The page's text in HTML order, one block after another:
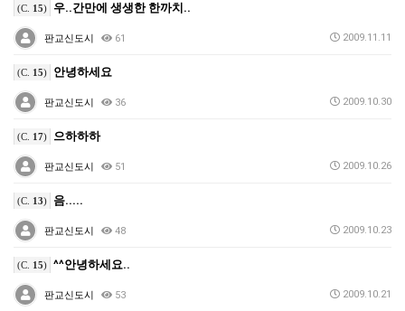
(C. 15) 우..간만에 생생한 한까치..
판교신도시 61 2009.11.11
(C. 15) 안녕하세요
판교신도시 36 2009.10.30
(C. 17) 으하하하
판교신도시 51 2009.10.26
(C. 13) 음.....
판교신도시 48 2009.10.23
(C. 15) ^^안녕하세요..
판교신도시 53 2009.10.21